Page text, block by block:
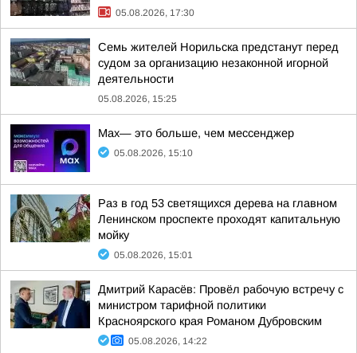
05.08.2026, 17:30
Семь жителей Норильска предстанут перед
судом за организацию незаконной игорной
деятельности
05.08.2026, 15:25
Max— это больше, чем мессенджер
05.08.2026, 15:10
Раз в год 53 светящихся дерева на главном
Ленинском проспекте проходят капитальную
мойку
05.08.2026, 15:01
Дмитрий Карасёв: Провёл рабочую встречу с
министром тарифной политики
Красноярского края Романом Дубровским
05.08.2026, 14:22